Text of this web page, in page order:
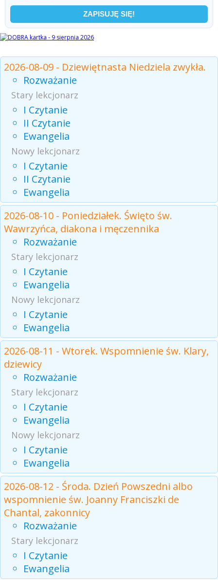
2026-08-09 - Dziewiętnasta Niedziela zwykła.
Rozważanie
Stary lekcjonarz
I Czytanie
II Czytanie
Ewangelia
Nowy lekcjonarz
I Czytanie
II Czytanie
Ewangelia
2026-08-10 - Poniedziałek. Święto św.
Wawrzyńca, diakona i męczennika
Rozważanie
Stary lekcjonarz
I Czytanie
Ewangelia
Nowy lekcjonarz
I Czytanie
Ewangelia
2026-08-11 - Wtorek. Wspomnienie św. Klary,
dziewicy
Rozważanie
Stary lekcjonarz
I Czytanie
Ewangelia
Nowy lekcjonarz
I Czytanie
Ewangelia
2026-08-12 - Środa. Dzień Powszedni albo
wspomnienie św. Joanny Franciszki de
Chantal, zakonnicy
Rozważanie
Stary lekcjonarz
I Czytanie
Ewangelia